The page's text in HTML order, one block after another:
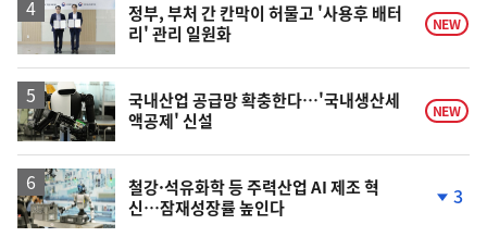
정부, 부처 간 칸막이 허물고 '사용후 배터
리' 관리 일원화
NEW
국내산업 공급망 확충한다…'국내생산세
액공제' 신설
NEW
철강·석유화학 등 주력산업 AI 제조 혁
신…잠재성장률 높인다
3